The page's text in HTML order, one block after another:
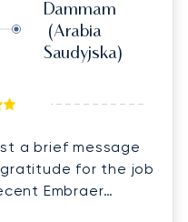
Dammam
(Arabia
Saudyjska)
for the job
Embraer
Paris to